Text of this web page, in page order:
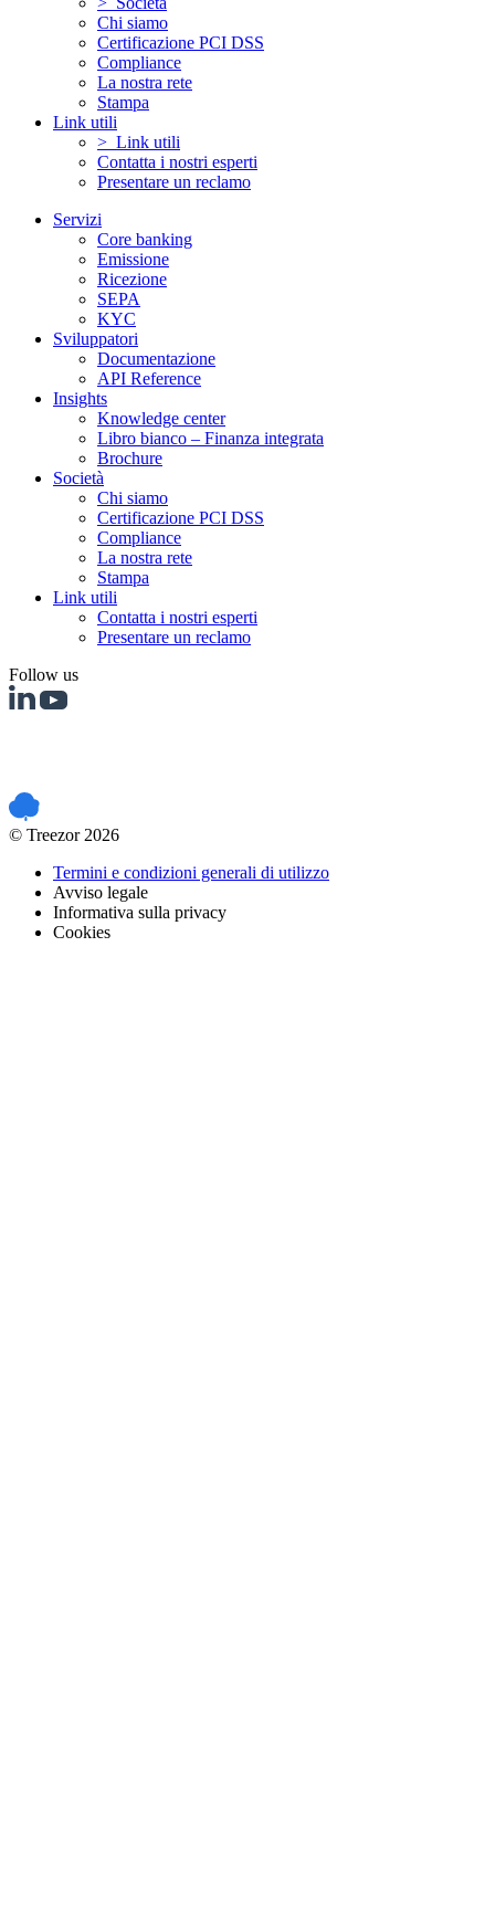
Chi siamo
Certificazione PCI DSS
Compliance
La nostra rete
Stampa
Link utili
> Link utili
Contatta i nostri esperti
Presentare un reclamo
Servizi
Core banking
Emissione
Ricezione
SEPA
KYC
Sviluppatori
Documentazione
API Reference
Insights
Knowledge center
Libro bianco – Finanza integrata
Brochure
Società
Chi siamo
Certificazione PCI DSS
Compliance
La nostra rete
Stampa
Link utili
Contatta i nostri esperti
Presentare un reclamo
Follow us
© Treezor 2026
Termini e condizioni generali di utilizzo
Avviso legale
Informativa sulla privacy
Cookies